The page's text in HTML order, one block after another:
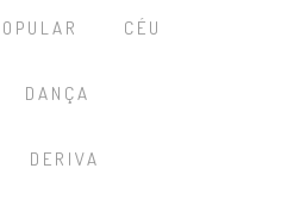
CÉU
DANÇA
DERIVA